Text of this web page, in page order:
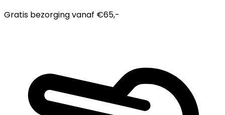
Gratis bezorgingvanaf €65,-